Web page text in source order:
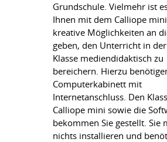
Grundschule. Vielmehr ist
Ihnen mit dem Calliope
kreative Möglichkeiten an
geben, den Unterricht in
Klasse mediendidaktisch zu
bereichern. Hierzu
Computerkabinett mit
Internetanschluss. Den
Calliope mini sowie die
bekommen Sie gestellt. Sie
nichts installieren und